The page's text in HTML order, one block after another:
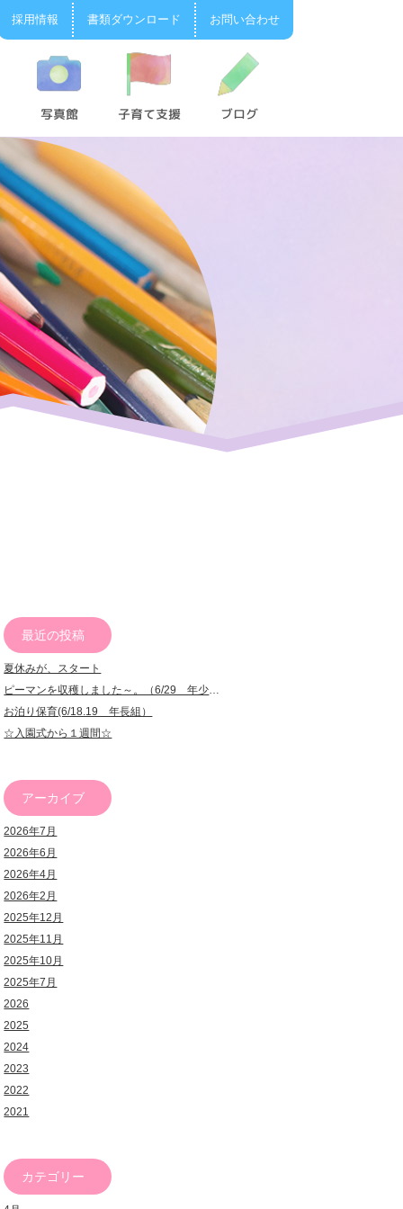
採用情報 書類ダウンロード お問い合わせ
写真館 子育て支援 ブログ
最近の投稿
夏休みが、スタート
ピーマンを収穫しました～。（6/29 年少組）
お泊り保育(6/18.19 年長組）
☆入園式から１週間☆
アーカイブ
2026年7月
2026年6月
2026年4月
2026年2月
2025年12月
2025年11月
2025年10月
2025年7月
2026
2025
2024
2023
2022
2021
カテゴリー